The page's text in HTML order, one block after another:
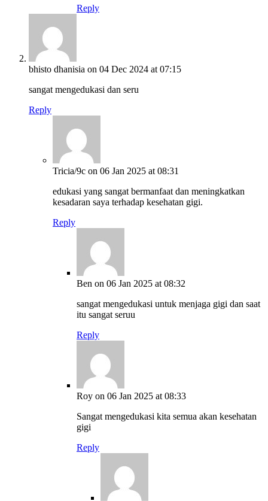
Reply
bhisto dhanisia on 04 Dec 2024 at 07:15
sangat mengedukasi dan seru
Reply
Tricia/9c on 06 Jan 2025 at 08:31
edukasi yang sangat bermanfaat dan meningkatkan
kesadaran saya terhadap kesehatan gigi.
Reply
Ben on 06 Jan 2025 at 08:32
sangat mengedukasi untuk menjaga gigi dan saat
itu sangat seruu
Reply
Roy on 06 Jan 2025 at 08:33
Sangat mengedukasi kita semua akan kesehatan
gigi
Reply